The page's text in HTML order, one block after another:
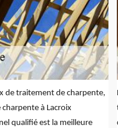
de traitement de charpente,
à Lacroix
qualifié est la meilleure